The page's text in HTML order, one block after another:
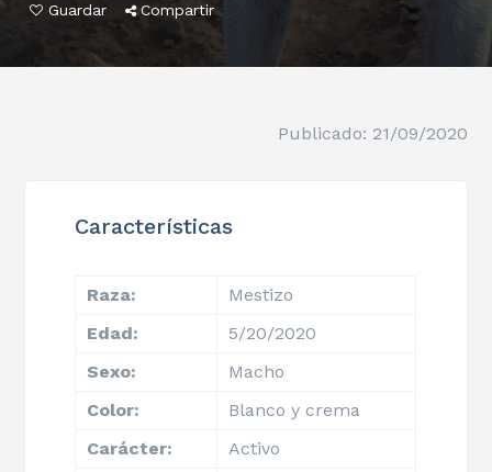
Guardar Compartir
Publicado: 21/09/2020
Características
Raza:
Mestizo
Edad:
5/20/2020
Sexo:
Macho
Color:
Blanco y crema
Carácter:
Activo